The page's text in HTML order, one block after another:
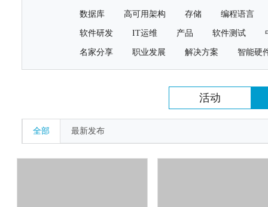
数据库 高可用架构 存储 编程语言
软件研发 IT运维 产品 软件测试
名家分享 职业发展 解决方案 智能硬
活动
全部 最新发布